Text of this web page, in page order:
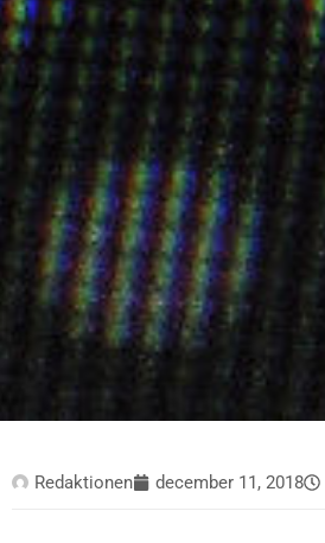
Redaktionen december 11, 2018